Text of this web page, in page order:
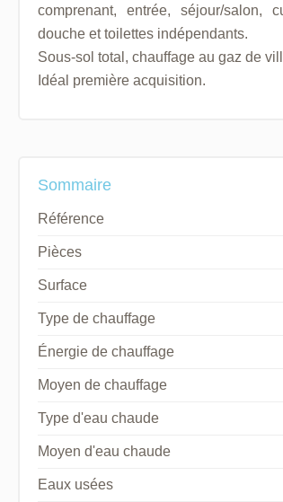
comprenant, entrée, séjour/salon,
douche et toilettes indépendants.
Sous-sol total, chauffage au gaz de
Idéal première acquisition.
Sommaire
Référence
Pièces
Surface
Type de chauffage
Énergie de chauffage
Moyen de chauffage
Type d'eau chaude
Moyen d'eau chaude
Eaux usées